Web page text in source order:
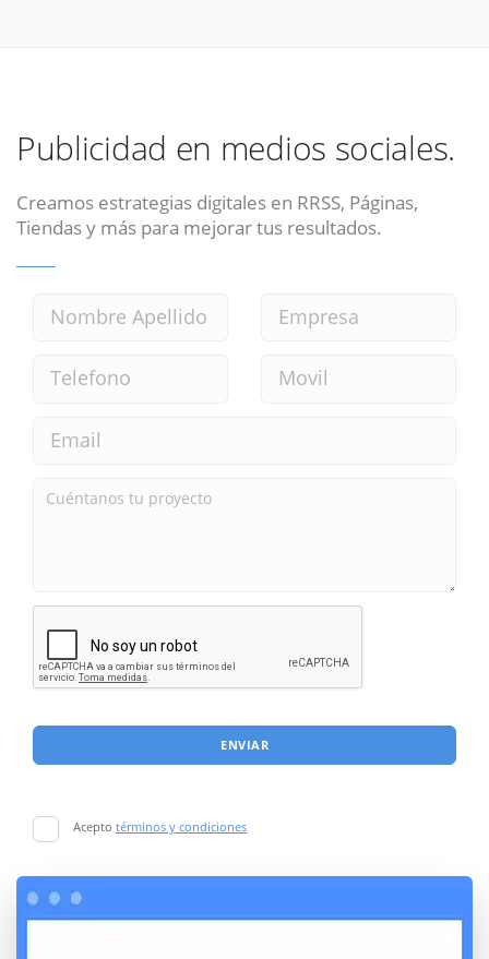
Publicidad en medios sociales.
Creamos estrategias digitales en RRSS, Páginas,
Tiendas y más para mejorar tus resultados.
ENVIAR
Acepto términos y condiciones